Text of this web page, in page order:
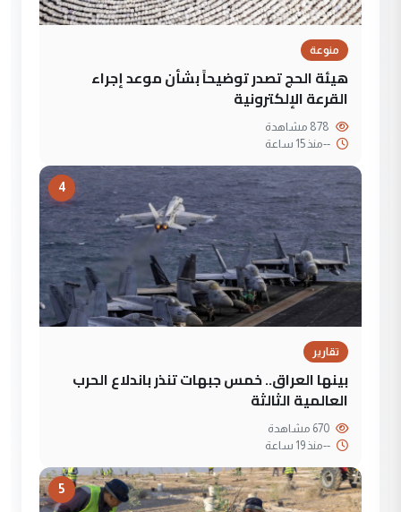
منوعة
هيئة الحج تصدر توضيحاً بشأن موعد إجراء
القرعة الإلكترونية
--منذ 15 ساعة
4
تقارير
بينها العراق.. خمس جبهات تنذر باندلاع الحرب
العالمية الثالثة
--منذ 19 ساعة
5